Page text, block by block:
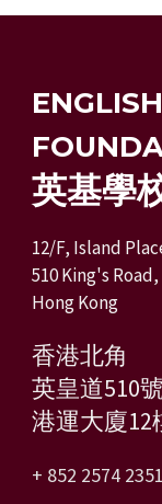
英基學
12/F, Island
510 King's
Hong Kong
香港北角
英皇道510號
港運大廈12
+ 852 2574 2351